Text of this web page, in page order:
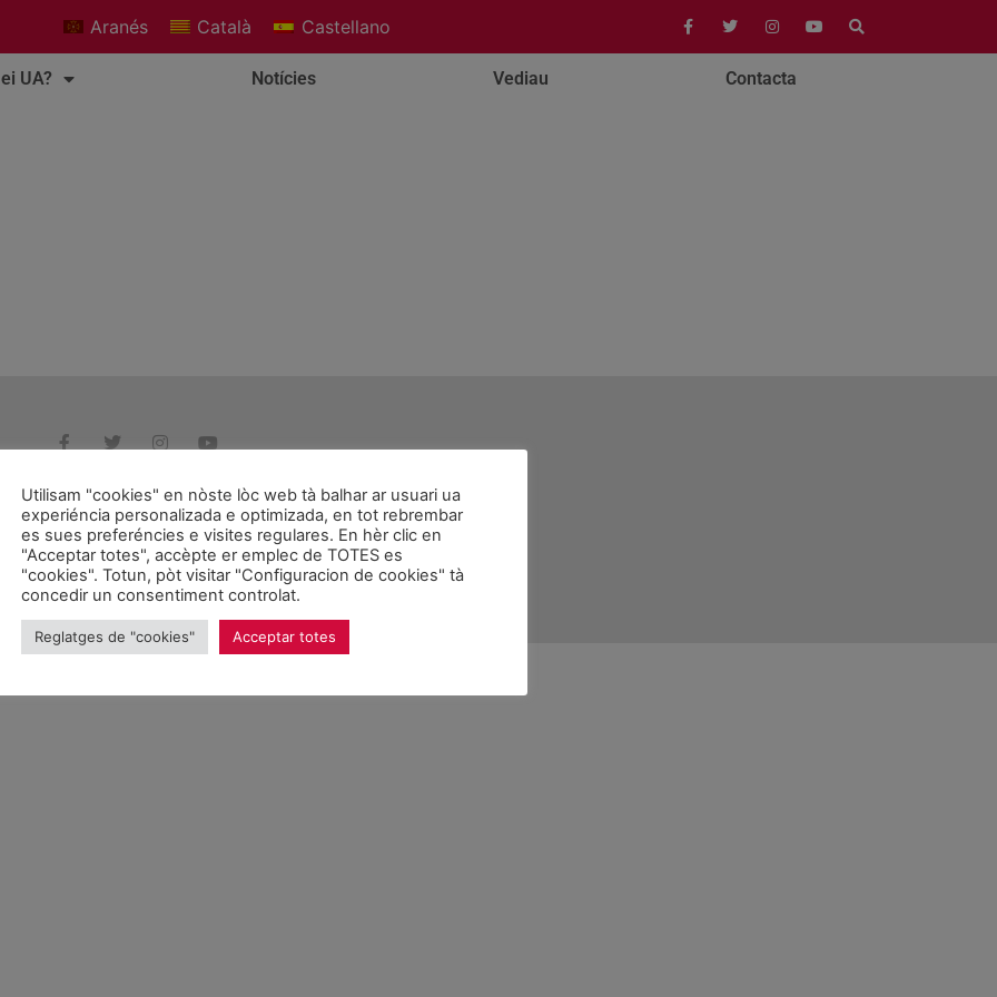
Aranés Català Castellano
UA? Notícies Vediau Contacta
Unitat d'Aran. Toti es drets reservadi.
Proteccion de donades
Utilisam "cookies" en nòste lòc web tà balhar ar usuari ua
experiéncia personalizada e optimizada, en tot rebrembar
es sues preferéncies e visites regulares. En hèr clic en
"Acceptar totes", accèpte er emplec de TOTES es
"cookies". Totun, pòt visitar "Configuracion de cookies" tà
concedir un consentiment controlat.
Reglatges de "cookies" Acceptar totes